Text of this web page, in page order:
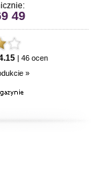
49
| 46 ocen
»